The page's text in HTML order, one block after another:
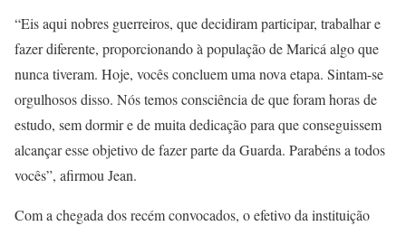
“Eis aqui nobres guerreiros, que decidiram participar, trabalhar e
fazer diferente, proporcionando à população de Maricá algo que
nunca tiveram. Hoje, vocês concluem uma nova etapa. Sintam-se
orgulhosos disso. Nós temos consciência de que foram horas de
estudo, sem dormir e de muita dedicação para que conseguissem
alcançar esse objetivo de fazer parte da Guarda. Parabéns a todos
vocês”, afirmou Jean.
Com a chegada dos recém convocados, o efetivo da instituição